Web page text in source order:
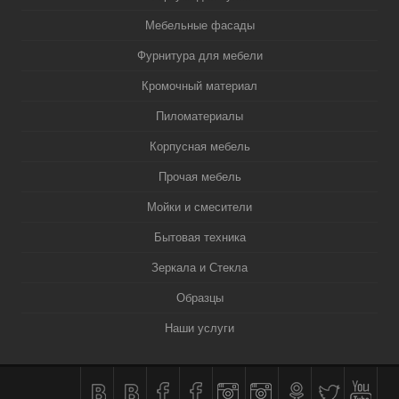
Мебельные фасады
Фурнитура для мебели
Кромочный материал
Пиломатериалы
Корпусная мебель
Прочая мебель
Мойки и смесители
Бытовая техника
Зеркала и Стекла
Образцы
Наши услуги